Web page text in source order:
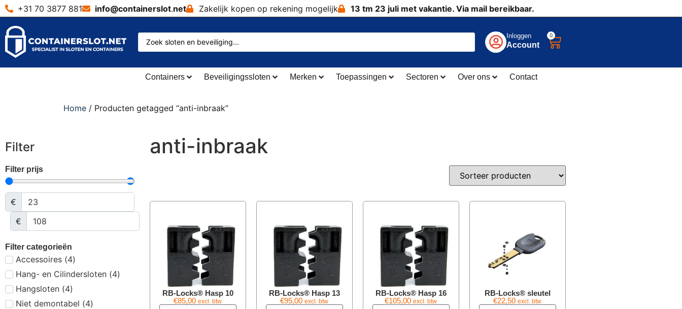
+31 70 3877 881 info@containerslot.net Zakelijk kopen op rekening mogelijk 13 tm 23 juli met vakantie. Via mail bereikbaar.
Inloggen
Account
0
Containers Beveiligingssloten Merken Toepassingen Sectoren Over ons Contact
Home / Producten getagged “anti-inbraak”
Filter
Filter prijs
€
€
Filter categorieën
Accessoires (4)
Hang- en Cilindersloten (4)
Hangsloten (4)
Niet demontabel (4)
anti-inbraak
RB-Locks® Hasp 10
€85,00 excl. btw
RB-Locks® Hasp 13
€95,00 excl. btw
RB-Locks® Hasp 16
€105,00 excl. btw
RB-Locks® sleutel
€22,50 excl. btw